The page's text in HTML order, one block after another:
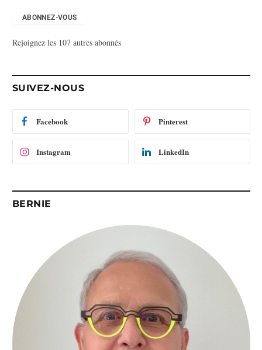
s
-
m
ABONNEZ-VOUS
Rejoignez les 107 autres abonnés
SUIVEZ-NOUS
Facebook Pinterest
Instagram LinkedIn
BERNIE